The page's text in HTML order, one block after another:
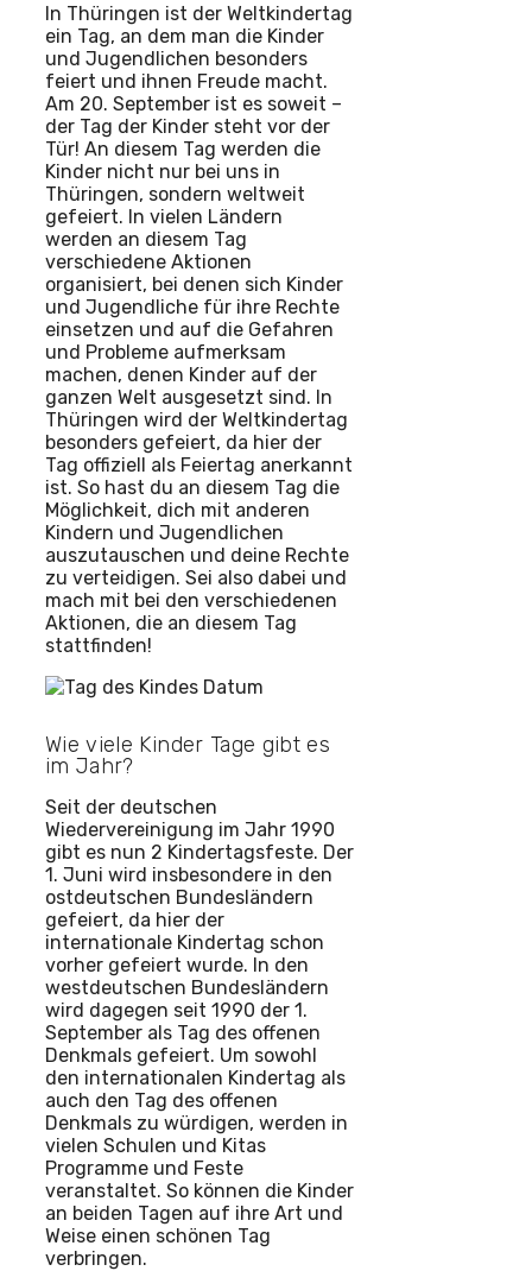
In Thüringen ist der Weltkindertag
ein Tag, an dem man die Kinder
und Jugendlichen besonders
feiert und ihnen Freude macht.
Am 20. September ist es soweit –
der Tag der Kinder steht vor der
Tür! An diesem Tag werden die
Kinder nicht nur bei uns in
Thüringen, sondern weltweit
gefeiert. In vielen Ländern
werden an diesem Tag
verschiedene Aktionen
organisiert, bei denen sich Kinder
und Jugendliche für ihre Rechte
einsetzen und auf die Gefahren
und Probleme aufmerksam
machen, denen Kinder auf der
ganzen Welt ausgesetzt sind. In
Thüringen wird der Weltkindertag
besonders gefeiert, da hier der
Tag offiziell als Feiertag anerkannt
ist. So hast du an diesem Tag die
Möglichkeit, dich mit anderen
Kindern und Jugendlichen
auszutauschen und deine Rechte
zu verteidigen. Sei also dabei und
mach mit bei den verschiedenen
Aktionen, die an diesem Tag
stattfinden!
Wie viele Kinder Tage gibt es
im Jahr?
Seit der deutschen
Wiedervereinigung im Jahr 1990
gibt es nun 2 Kindertagsfeste. Der
1. Juni wird insbesondere in den
ostdeutschen Bundesländern
gefeiert, da hier der
internationale Kindertag schon
vorher gefeiert wurde. In den
westdeutschen Bundesländern
wird dagegen seit 1990 der 1.
September als Tag des offenen
Denkmals gefeiert. Um sowohl
den internationalen Kindertag als
auch den Tag des offenen
Denkmals zu würdigen, werden in
vielen Schulen und Kitas
Programme und Feste
veranstaltet. So können die Kinder
an beiden Tagen auf ihre Art und
Weise einen schönen Tag
verbringen.